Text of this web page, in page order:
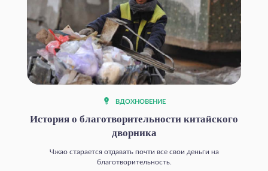
ВДОХНОВЕНИЕ
История о благотворительности китайского
дворника
Чжао старается отдавать почти все свои деньги на
благотворительность.